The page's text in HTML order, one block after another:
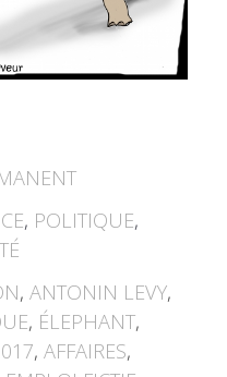
, POLITIQUE,
,ANTONIN LEVY,
, ÉLEPHANT,
, AFFAIRES,